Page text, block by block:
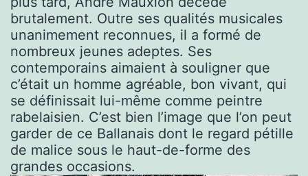
brutalement. Outre ses qualités musicales
unanimement reconnues, il a formé de
nombreux jeunes adeptes. Ses
contemporains aimaient à souligner que
c’était un homme agréable, bon vivant, qui
se définissait lui-même comme peintre
rabelaisien. C’est bien l’image que l’on peut
garder de ce Ballanais dont le regard pétille
de malice sous le haut-de-forme des
grandes occasions.